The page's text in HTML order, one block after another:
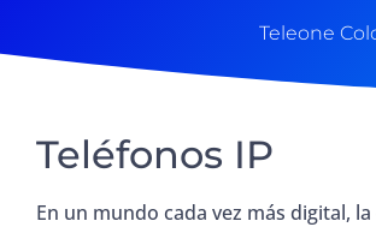
Teleone
Teléfonos IP
En un mundo cada vez más digital,